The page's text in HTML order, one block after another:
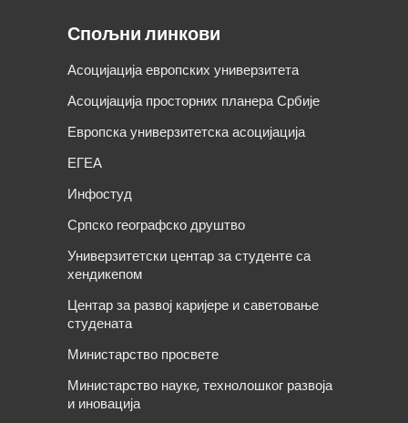
Спољни линкови
Асоцијација европских универзитета
Асоцијација просторних планера Србије
Европска универзитетска асоцијација
ЕГЕА
Инфостуд
Српско географско друштво
Универзитетски центар за студенте са
хендикепом
Центар за развој каријере и саветовање
студената
Министарство просвете
Министарство науке, технолошког развоја
и иновација